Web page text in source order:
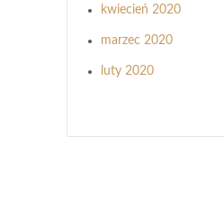
kwiecień 2020
marzec 2020
luty 2020